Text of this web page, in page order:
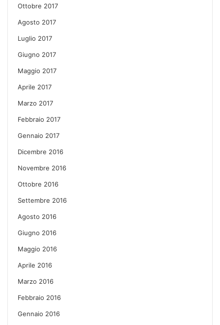
Ottobre 2017
Agosto 2017
Luglio 2017
Giugno 2017
Maggio 2017
Aprile 2017
Marzo 2017
Febbraio 2017
Gennaio 2017
Dicembre 2016
Novembre 2016
Ottobre 2016
Settembre 2016
Agosto 2016
Giugno 2016
Maggio 2016
Aprile 2016
Marzo 2016
Febbraio 2016
Gennaio 2016